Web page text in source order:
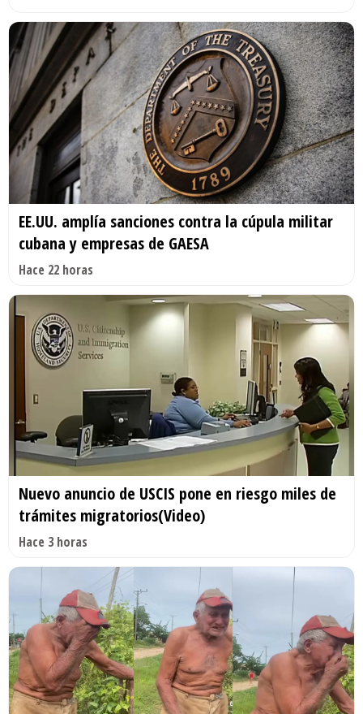
EE.UU. amplía sanciones contra la cúpula militar
cubana y empresas de GAESA
Hace 22 horas
Nuevo anuncio de USCIS pone en riesgo miles de
trámites migratorios(Video)
Hace 3 horas